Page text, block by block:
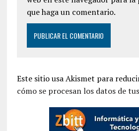
que haga un comentario.
Este sitio usa Akismet para
cómo se procesan los datos de